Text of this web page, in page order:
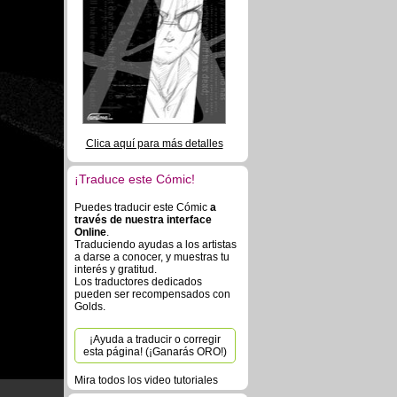
Clica aquí para más detalles
¡Traduce este Cómic!
Puedes traducir este Cómic a
través de nuestra interface
Online.
Traduciendo ayudas a los artistas
a darse a conocer, y muestras tu
interés y gratitud.
Los traductores dedicados
pueden ser recompensados con
Golds.
¡Ayuda a traducir o corregir
esta página! (¡Ganarás ORO!)
Mira todos los video tutoriales